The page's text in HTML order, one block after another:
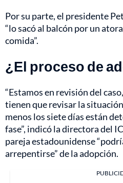
Por su parte, el presidente
“lo sacó al balcón por un
comida”.
¿El proceso de
“Estamos en revisión del
tienen que revisar la
menos los siete días están
fase”, indicó la directora del
pareja estadounidense
arrepentirse” de la adopción.